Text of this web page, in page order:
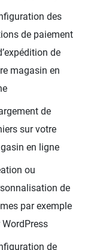
des
de paiement
de
magasin en
de
sur votre
en ligne
ou
de
par exemple
WordPress
de